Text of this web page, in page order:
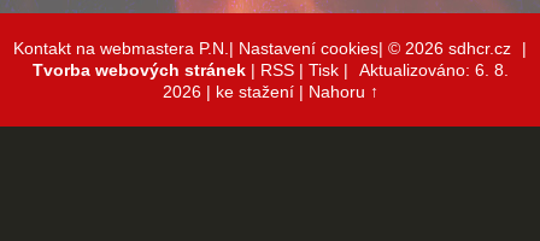
Kontakt na webmastera P.N.| Nastavení cookies| © 2026 sdhcr.cz
|
Tvorba webových stránek| RSS| Tisk|
Aktualizováno: 6. 8.
2026 | ke stažení | Nahoru ↑